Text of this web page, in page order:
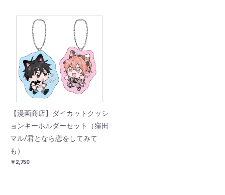
【漫画商店】ダイカットクッシ
ョンキーホルダーセット（窪田
マル/君となら恋をしてみて
も）
￥2,750